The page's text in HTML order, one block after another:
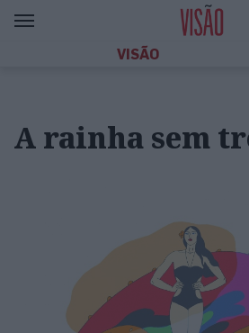
VISÃO
A rainha sem